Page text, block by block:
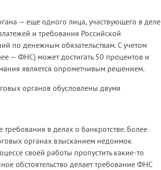
— еще одного лица, участвующего в деле
и требования Российской
по денежным обязательствам. С учетом
— ФНС) может достигать 50 процентов и
является опрометчивым решением.
органов обусловлены двумя
в делах о банкротстве. Более
органах взысканием недоимок
своей работы пропустить какие-то
обстоятельство делает требование ФНС